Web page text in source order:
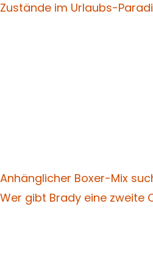
Zustände im Urlaubs-
Anhänglicher Boxer-Mix
Wer gibt Brady eine zweite